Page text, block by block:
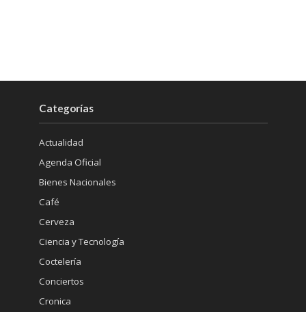
Categorías
Actualidad
Agenda Oficial
Bienes Nacionales
Café
Cerveza
Ciencia y Tecnología
Coctelería
Conciertos
Cronica